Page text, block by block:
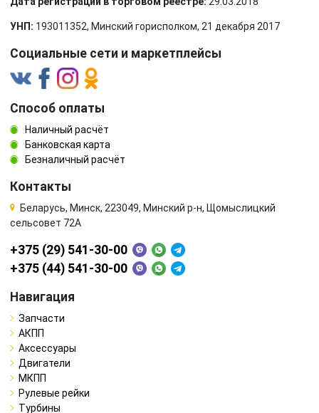
УНП: 193011352, Минский горисполком, 21 декабря 2017
Социальные сети и маркетплейсы
Способ оплаты
Наличный расчёт
Банковская карта
Безналичный расчёт
Контакты
Беларусь, Минск, 223049, Минский р-н, Щомыслицкий
сельсовет 72А
+375 (29) 541-30-00
+375 (44) 541-30-00
Навигация
Запчасти
АКПП
Аксессуары
Двигатели
МКПП
Рулевые рейки
Турбины